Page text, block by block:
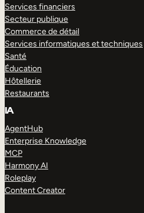
Services financiers
Secteur publique
Commerce de détail
Services informatiques et techniques
Santé
Éducation
Hôtellerie
Restaurants
IA
AgentHub
Enterprise Knowledge
MCP
Harmony AI
Roleplay
Content Creator